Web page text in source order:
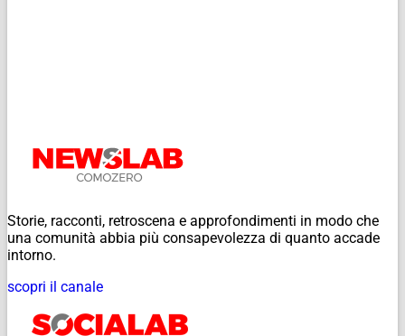
Storie, racconti, retroscena e approfondimenti in modo che
una comunità abbia più consapevolezza di quanto accade
intorno.
scopri il canale